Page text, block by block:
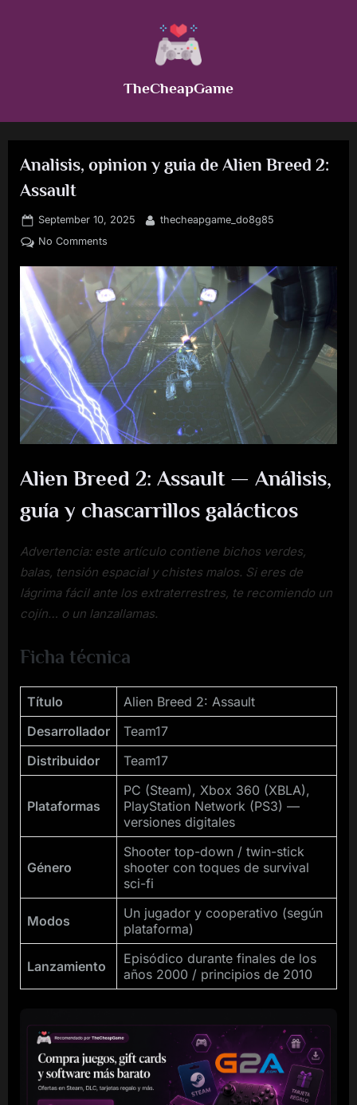
TheCheapGame
Analisis, opinion y guia de Alien Breed 2:
Assault
Posted
on
September 10, 2025 By
thecheapgame_do8g85
No Commentson
opinion
y
guia
Alien
Breed
2:
Assault
Alien Breed 2: Assault — Análisis,
guía y chascarrillos galácticos
Advertencia: este artículo contiene bichos verdes,
balas, tensión espacial y chistes malos. Si eres de
lágrima fácil ante los extraterrestres, te recomiendo un
cojín… o un lanzallamas.
Ficha técnica
Título
Alien Breed 2: Assault
Desarrollador
Team17
Distribuidor
Team17
Plataformas
PC (Steam), Xbox 360 (XBLA),
PlayStation Network (PS3) —
versiones digitales
Género
Shooter top-down / twin-stick
shooter con toques de survival
sci-fi
Modos
Un jugador y cooperativo (según
plataforma)
Lanzamiento
Episódico durante finales de los
años 2000 / principios de 2010